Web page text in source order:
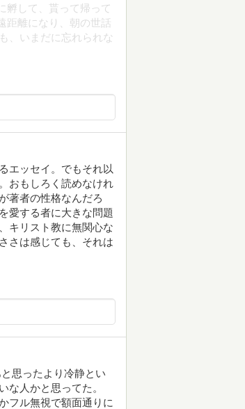
孵して、貰って帰って
距離になり、朝の世話
、いまだに忘れられな
エッセイ。でもそれ以
おもしろく読めなけれ
著者の性格なんだろ
愛する者に大きな問題
キリスト教に無関心な
さは感じても、それは
思ったより冷静とい
な人かと思ってた。
フル無視で額面通りに